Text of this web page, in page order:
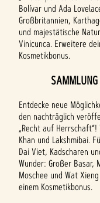
Bolívar und Ada
Großbritannien,
und majestätische
Vinicunca. Erweitere
Kosmetikbonus.
Entdecke neue
den nachträglich
„Recht auf
Khan und Lakshmibai.
Dai Viet, Kadscharen
Wunder: Großer Basar,
Moschee und Wat
einem Kosmetikbonus.